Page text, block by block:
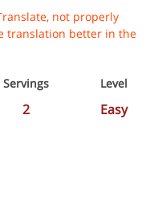
not properly
translation better in the
Servings
2
Level
Easy